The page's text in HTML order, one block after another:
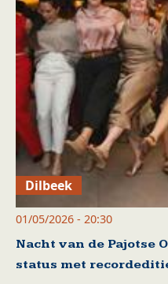
Dilbeek
01/05/2026 - 20:30
Nacht van de Pajotse
status met